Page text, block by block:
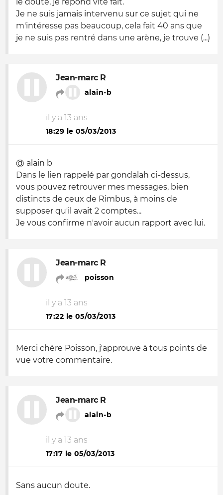
Je ne suis jamais intervenu sur ce sujet qui ne
m'intéresse pas beaucoup, cela fait 40 ans que
je ne suis pas rentré dans une arène, je trouve (...)
Jean-marc R
alain-b
il y a 13 ans
18:29 le 05/03/2013
@ alain b
Dans le lien rappelé par gondalah ci-dessus,
vous pouvez retrouver mes messages, bien
distincts de ceux de Rimbus, à moins de
supposer qu'il avait 2 comptes...
Je vous confirme n'avoir aucun rapport avec lui.
Jean-marc R
poisson
il y a 13 ans
17:22 le 05/03/2013
Merci chère Poisson, j'approuve à tous points de
vue votre commentaire.
Jean-marc R
alain-b
il y a 13 ans
17:17 le 05/03/2013
Sans aucun doute.